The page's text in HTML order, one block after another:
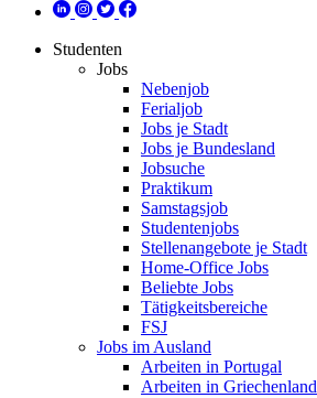
Studenten
Jobs
Nebenjob
Ferialjob
Jobs je Stadt
Jobs je Bundesland
Jobsuche
Praktikum
Samstagsjob
Studentenjobs
Stellenangebote je Stadt
Home-Office Jobs
Beliebte Jobs
Tätigkeitsbereiche
FSJ
Jobs im Ausland
Arbeiten in Portugal
Arbeiten in Griechenland